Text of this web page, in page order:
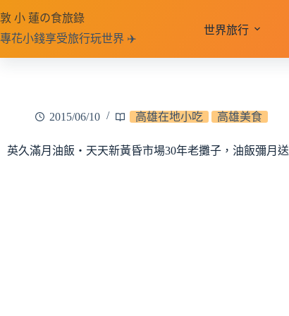
至
主
要
敦 小 蓮の食旅錄
專花小錢享受旅行玩世界 ✈️
世界旅行
2015/06/10 高雄在地小吃 高雄美食
英久滿月油飯‧天天新黃昏市場30年老攤子，油飯彌月